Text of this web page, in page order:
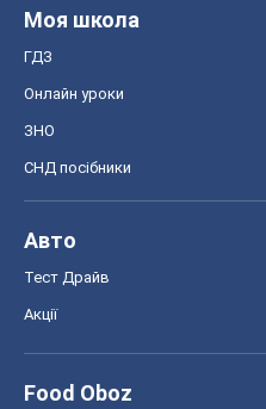
Моя школа
ГДЗ
Онлайн уроки
ЗНО
СНД посібники
Авто
Тест Драйв
Акції
Food Oboz